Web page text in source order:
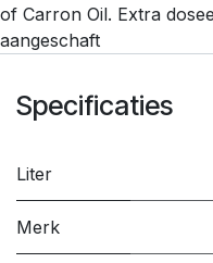
of Carron Oil. Extra
aangeschaft
Specificaties
Liter
Merk